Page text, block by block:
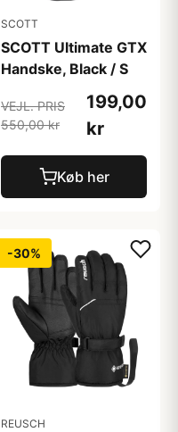
SCOTT
SCOTT Ultimate GTX
Handske, Black / S
VEJL. PRIS
550,00 kr
199,00
kr
Køb her
-30%
REUSCH